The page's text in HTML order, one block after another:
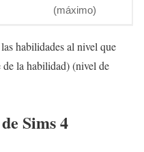
(máximo)
habilidades al nivel que
de la habilidad) (nivel de
Sims 4